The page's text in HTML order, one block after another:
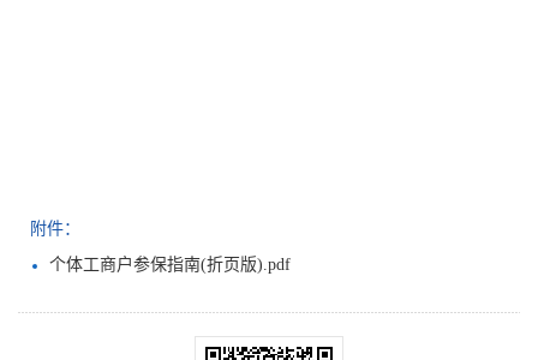
附件：
个体工商户参保指南(折页版).pdf